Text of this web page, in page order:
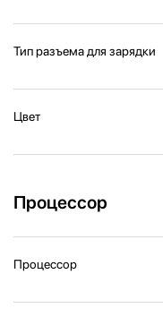
Тип разъема для зарядки
Цвет
Процессор
Процессор